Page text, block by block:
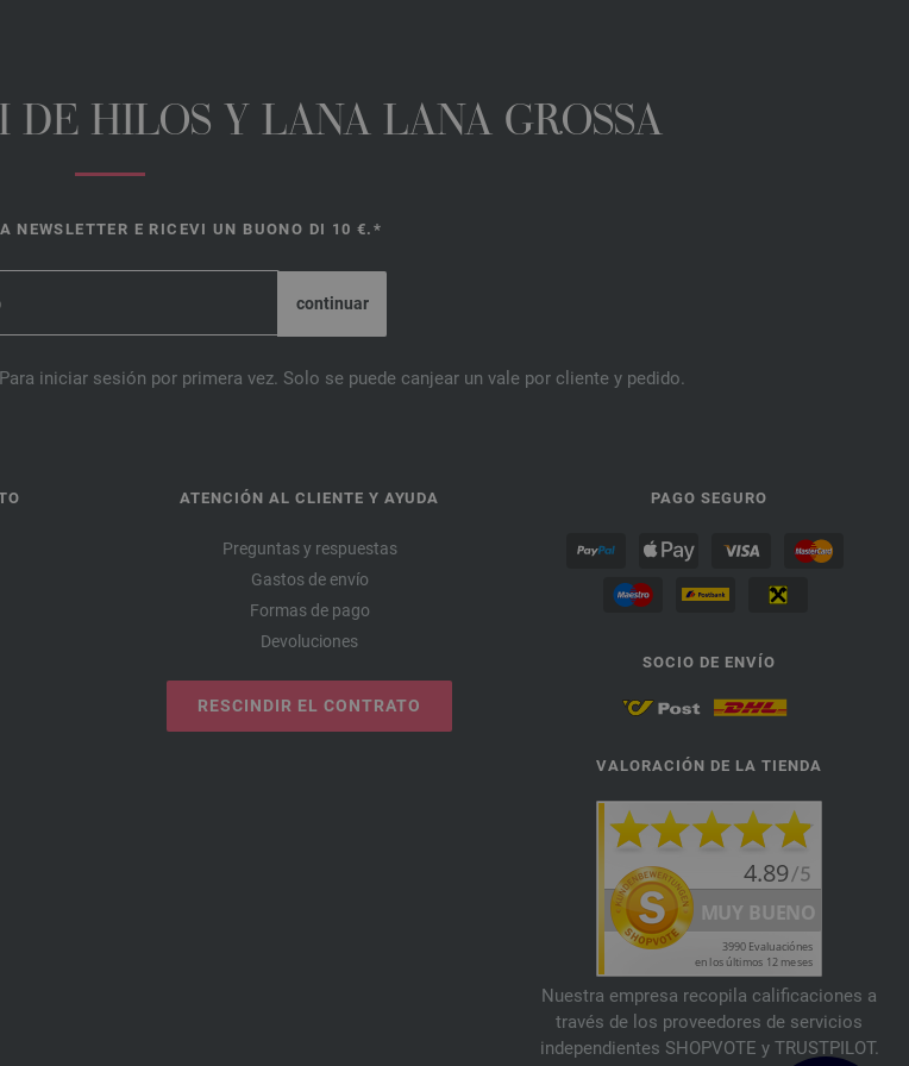
HILOS Y LANA LANA GROSSA
NEWSLETTER E RICEVI UN BUONO DI 10 €.*
iniciar sesión por primera vez. Solo se puede canjear un vale por cliente y pedido.
ATENCIÓN AL CLIENTE Y AYUDA
Preguntas y respuestas
Gastos de envío
Formas de pago
Devoluciones
RESCINDIR EL CONTRATO
PAGO SEGURO
SOCIO DE ENVÍO
VALORACIÓN DE LA TIENDA
Nuestra empresa recopila calificaciones a
través de los proveedores de servicios
independientes SHOPVOTE y TRUSTPILOT.